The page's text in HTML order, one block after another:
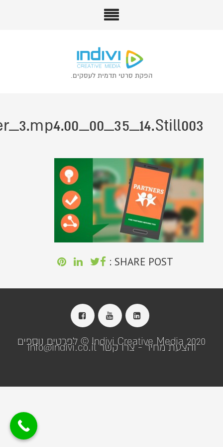
הפקת סרטי תדמית לעסקים.
SHARE POST :
Indivi Creative Media 2020 © לפרטים נוספים והצעת מחיר - צרו קשר info@indivi.co.il